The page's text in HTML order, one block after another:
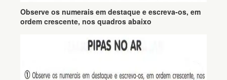
Observe os numerais em destaque e escreva-os, em
ordem crescente, nos quadros abaixo